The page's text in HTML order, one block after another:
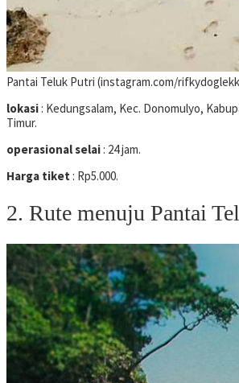
Pantai Teluk Putri (instagram.com/
lokasi : Kedungsalam, Kec. Donomulyo,
Timur.
operasional selai : 24 jam.
Harga tiket : Rp5.000.
2. Rute menuju Pantai